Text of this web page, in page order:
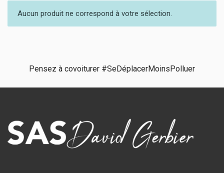
Aucun produit ne correspond à votre sélection.
Pensez à covoiturer #SeDéplacerMoinsPolluer